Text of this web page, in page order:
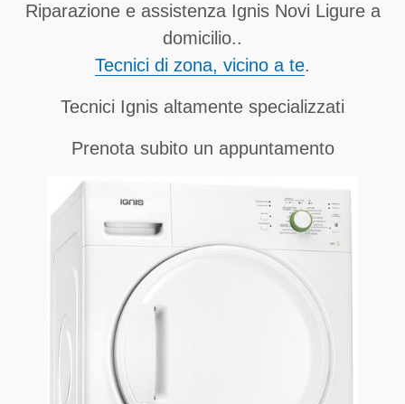
Riparazione e assistenza Ignis Novi Ligure a
domicilio..
Tecnici di zona, vicino a te.
Tecnici Ignis altamente specializzati
Prenota subito un appuntamento